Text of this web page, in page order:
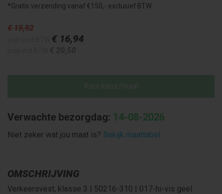
*Gratis verzending vanaf €150,- exclusief BTW
€ 19,92
€ 16,94
Verwachte bezorgdag: 14-08-2026
Niet zeker wat jou maat is? Bekijk maattabel
OMSCHRIJVING
Verkeersvest, klasse 3 | 50216-310 | 017-hi-vis geel